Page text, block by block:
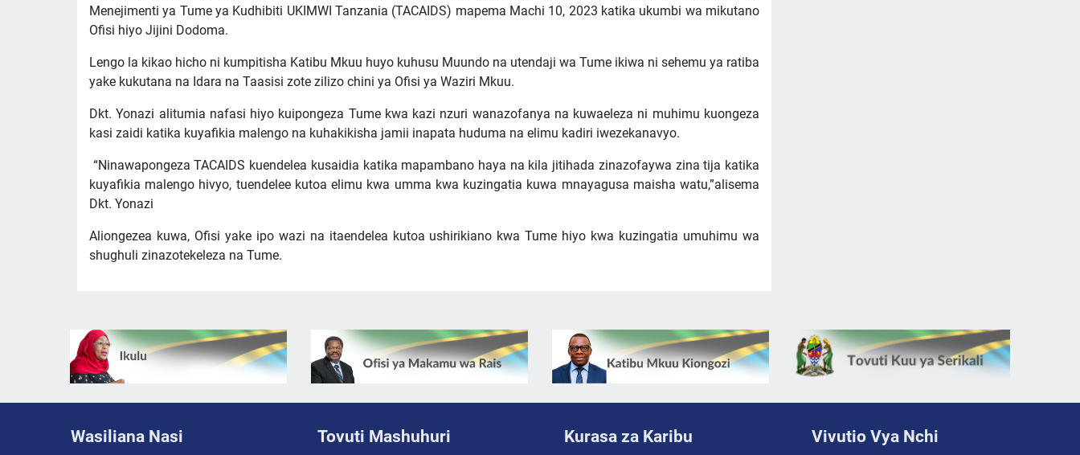
Menejimenti ya Tume ya Kudhibiti UKIMWI Tanzania (TACAIDS) mapema Machi 10, 2023 katika ukumbi wa mikutano
Ofisi hiyo Jijini Dodoma.
Lengo la kikao hicho ni kumpitisha Katibu Mkuu huyo kuhusu Muundo na utendaji wa Tume ikiwa ni sehemu ya ratiba
yake kukutana na Idara na Taasisi zote zilizo chini ya Ofisi ya Waziri Mkuu.
Dkt. Yonazi alitumia nafasi hiyo kuipongeza Tume kwa kazi nzuri wanazofanya na kuwaeleza ni muhimu kuongeza
kasi zaidi katika kuyafikia malengo na kuhakikisha jamii inapata huduma na elimu kadiri iwezekanavyo.
“Ninawapongeza TACAIDS kuendelea kusaidia katika mapambano haya na kila jitihada zinazofaywa zina tija katika
kuyafikia malengo hivyo, tuendelee kutoa elimu kwa umma kwa kuzingatia kuwa mnayagusa maisha watu,”alisema
Dkt. Yonazi
Aliongezea kuwa, Ofisi yake ipo wazi na itaendelea kutoa ushirikiano kwa Tume hiyo kwa kuzingatia umuhimu wa
shughuli zinazotekeleza na Tume.
Wasiliana Nasi Tovuti Mashuhuri Kurasa za Karibu Vivutio Vya Nchi